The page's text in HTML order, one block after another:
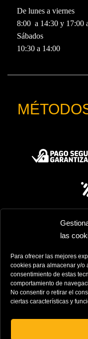
las
Para ofrecer las mejores
cookies para almacenar y/o
consentimiento de estas
comportamiento de
No consentir o retirar el
ciertas características y
De lunes a viernes
8:00 a 14:30 y 17:00
Sábados
10:30 a 14:00
Pajarete ©2025